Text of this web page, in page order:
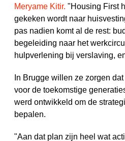
Meryame Kitir. "Housing First
gekeken wordt naar
pas nadien komt al de rest:
begeleiding naar het
hulpverlening bij verslaving,
In Brugge willen ze zorgen
voor de toekomstige
werd ontwikkeld om de
bepalen.
"Aan dat plan zijn heel wat